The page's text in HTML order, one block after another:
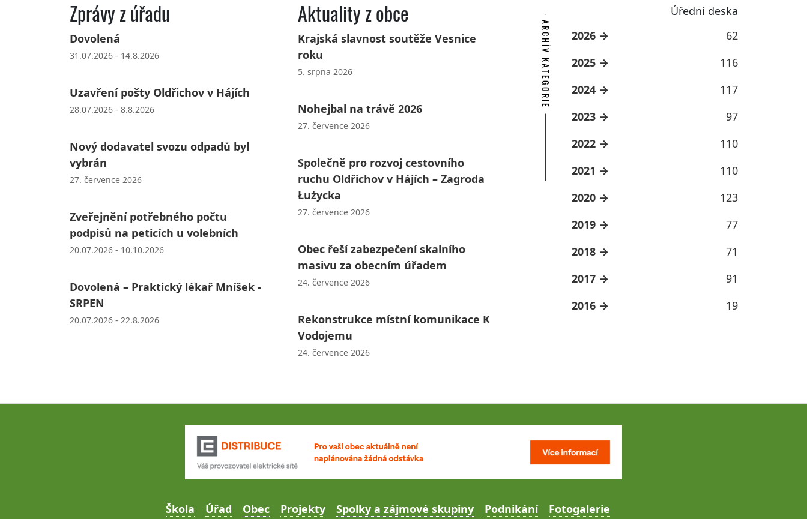
Zprávy z úřadu
Dovolená
31.07.2026 - 14.8.2026
Uzavření pošty Oldřichov v Hájích
28.07.2026 - 8.8.2026
Nový dodavatel svozu odpadů byl
vybrán
27. července 2026
Zveřejnění potřebného počtu
podpisů na peticích u volebních
20.07.2026 - 10.10.2026
Dovolená – Praktický lékař Mníšek -
SRPEN
20.07.2026 - 22.8.2026
Aktuality z obce
Krajská slavnost soutěže Vesnice
roku
5. srpna 2026
Nohejbal na trávě 2026
27. července 2026
Společně pro rozvoj cestovního
ruchu Oldřichov v Hájích – Zagroda
Łużycka
27. července 2026
Obec řeší zabezpečení skalního
masivu za obecním úřadem
24. července 2026
Rekonstrukce místní komunikace K
Vodojemu
24. července 2026
Úřední deska
ARCHÍV KATEGORIE 2026
62
2025
116
2024
117
2023
97
2022
110
2021
110
2020
123
2019
77
2018
71
2017
91
2016
19
Škola Úřad Obec Projekty Spolky a zájmové skupiny Podnikání
Fotogalerie